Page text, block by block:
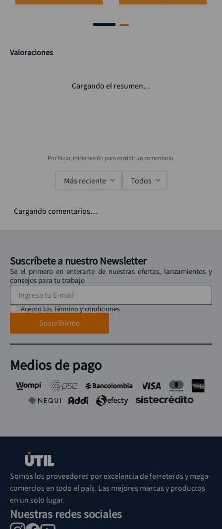
Valoraciones
Cargando el resumen…
Más reciente Todos
Cargando comentarios…
Suscríbete a nuestro Newsletter
Se el primero en enterarte de nuestras ofertas, lanzamientos y
consejos para tu trabajo
Acepto los Término y condiciones
Suscribirme
Medios de pago
Somos los proveedores por excelencia de ferreteros y mega-
comercios en todo el país. Las mejores marcas y productos
en un solo lugar.
Nuestras redes sociales